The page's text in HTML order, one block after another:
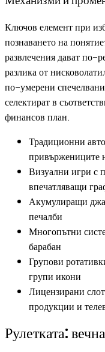
Ключов елемент при
познаването на
развлечения дават по-
разлика от
по-умерени
селектират в
финансов план.
Традиционни
привържениците
Визуални игри с
впечатляващи
Акумулиращи
печалби
Многопътни
барабан
Групови
групи икони
Лицензирани
продукции и
Рулетката: